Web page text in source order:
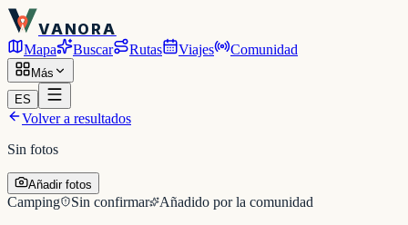
VANORA
Mapa Buscar Rutas Viajes Comunidad
Más
ES
Volver a resultados
Sin fotos
Añadir fotos
Camping Sin confirmar Añadido por la comunidad